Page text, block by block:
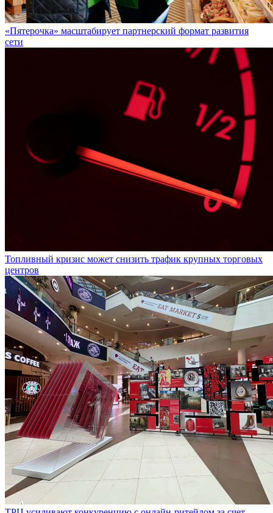
«Пятерочка» масштабирует партнерский формат развития
сети
Топливный кризис может снизить трафик крупных торговых
центров